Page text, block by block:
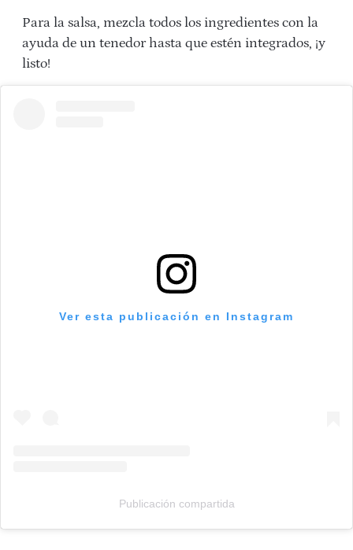
Para la salsa, mezcla todos los ingredientes con la
ayuda de un tenedor hasta que estén integrados, ¡y
listo!
Ver esta publicación en Instagram
Publicación compartida